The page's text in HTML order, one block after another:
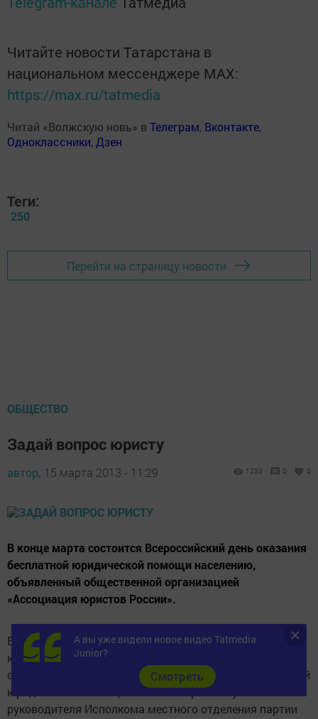
Читайте новости Татарстана в
национальном мессенджере MАХ:
https://max.ru/tatmedia
Читай «Волжскую новь» в Телеграм, Вконтакте,
Одноклассники,Дзен
Теги:
250
Перейти на страницу новости
ОБЩЕСТВО
Задай вопрос юристу
автор, 15 марта 2013 - 11:29 1233 0 0
В конце марта состоится Всероссийский день оказания
бесплатной юридической помощи населению,
объявленный общественной организацией
«Ассоциация юристов России».
В этот день населению будет оказана бесплатная
юридическая помощь. Мы поинтересовались:
состоится ли Всероссийский день оказания бесплатной
юридической помощи населению района у
руководителя Исполкома местного отделения партии
А вы уже видели новое видео Tatmedia
Junior?
Cмотреть